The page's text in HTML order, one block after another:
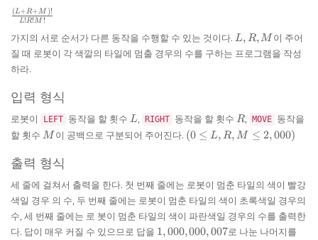
\frac{(L
+ R +
M)!}{L!
R! M!}
L!R!M !
(L+ R+ M )!
가지의 서로 순서가 다른 동작을 수행할 수 있는 것이다. L,
R,
M
L, R,M 이 주어
질 때 로봇이 각 색깔의 타일에 멈출 경우의 수를 구하는 프로그램을 작성
하라.
입력 형식
로봇이 LEFT 동작을 할 횟수 L
L, RIGHT 동작을 할 횟수 R
R, MOVE 동작을
할 횟수 M
M 이 공백으로 구분되어 주어진다. (0 \le
(0 ≤ L, R, M ≤ 2,000)
출력 형식
세 줄에 걸쳐서 출력을 한다. 첫 번째 줄에는 로봇이 멈춘 타일의 색이 빨강
색일 경우 의 수, 두 번째 줄에는 로봇이 멈춘 타일의 색이 초록색일 경우의
수, 세 번째 줄에는 로 봇이 멈춘 타일의 색이 파란색일 경우의 수를 출력한
다. 답이 매우 커질 수 있으므로 답을 1,000,000,007
1,000,000,007로 나눈 나머지를